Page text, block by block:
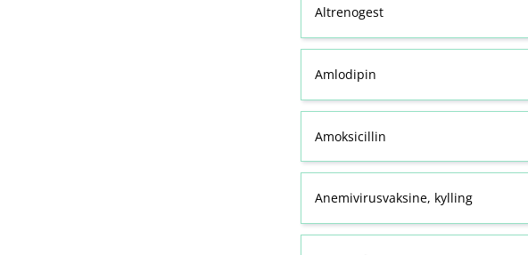
Altrenogest
Amlodipin
Amoksicillin
Anemivirusvaksine, kylling